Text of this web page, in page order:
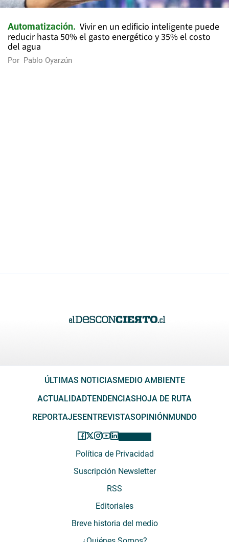
Automatización
Vivir en un edificio inteligente puede
reducir hasta 50% el gasto energético y 35% el costo
del agua
Por Pablo Oyarzún
ÚLTIMAS NOTICIASMEDIO AMBIENTE
ACTUALIDADTENDENCIASHOJA DE RUTA
REPORTAJESENTREVISTASOPINIÓNMUNDO
Política de Privacidad
Suscripción Newsletter
RSS
Editoriales
Breve historia del medio